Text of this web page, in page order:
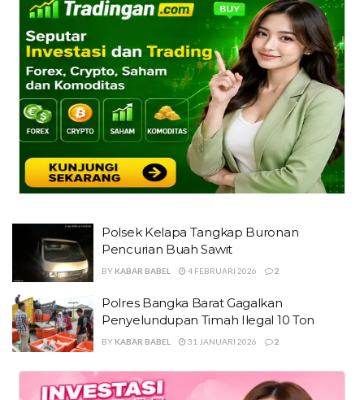
Polsek Kelapa Tangkap Buronan
Pencurian Buah Sawit
BY KABAR BABEL 4 FEBRUARI 2026 2
Polres Bangka Barat Gagalkan
Penyelundupan Timah Ilegal 10 Ton
BY KABAR BABEL 31 JANUARI 2026 2